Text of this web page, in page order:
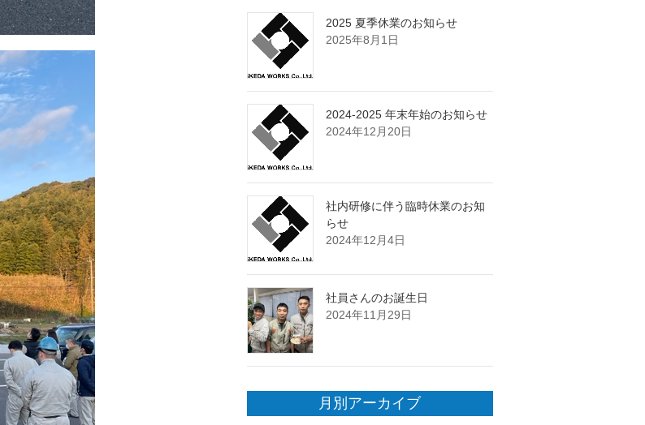
2025 夏季休業のお知らせ
2025年8月1日
2024-2025 年末年始のお知らせ
2024年12月20日
社内研修に伴う臨時休業のお知
らせ
2024年12月4日
社員さんのお誕生日
2024年11月29日
月別アーカイブ